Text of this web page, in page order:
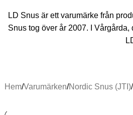
LD Snus är ett varumärke från
Snus tog över år 2007. I
Hem Varumärken Nordic Snus (JTI)